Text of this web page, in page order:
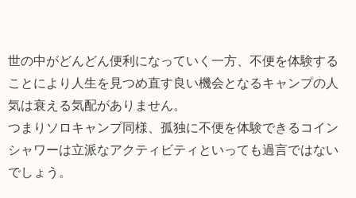
世の中がどんどん便利になっていく一方、不便を体験する
ことにより人生を見つめ直す良い機会となるキャンプの人
気は衰える気配がありません。
つまりソロキャンプ同様、孤独に不便を体験できるコイン
シャワーは立派なアクティビティといっても過言ではない
でしょう。